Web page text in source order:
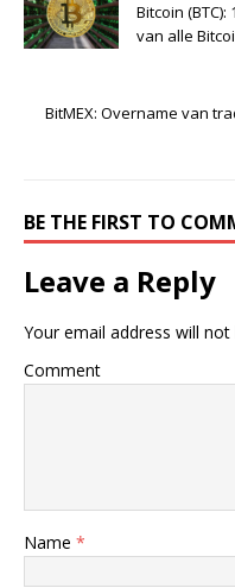
Bitcoin
van alle
BitMEX: Overname van
BE THE FIRST TO
Leave a Reply
Your email address will not
Comment
Name *